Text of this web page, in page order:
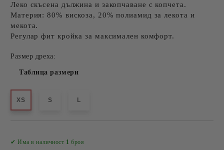
Леко скъсена дължина и закопчаване с копчета.
Материя:80% вискоза, 20% полиамид за лекота и
мекота.
Регулар фит кройка за максимален комфорт.
Размер дреха:
Таблица размери
XS S L
✔ Има в наличност 1 броя